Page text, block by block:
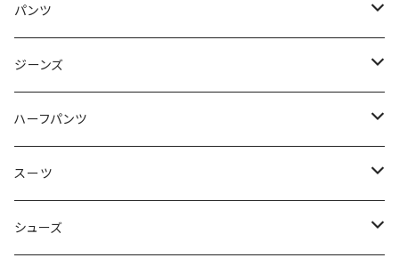
50/XL～
48/L
50/XL～
46/M
48/L
50/XL～
～44/S
46/M
48/L
50/XL～
パンツ
～44/S
46/M
48/L
50/XL～
ジーンズ
～44/S
46/M
48/L
ハーフパンツ
～44/S
46/M
スーツ
～44/S
シューズ